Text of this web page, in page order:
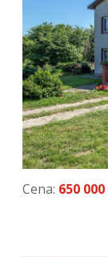
Cena: 650 000